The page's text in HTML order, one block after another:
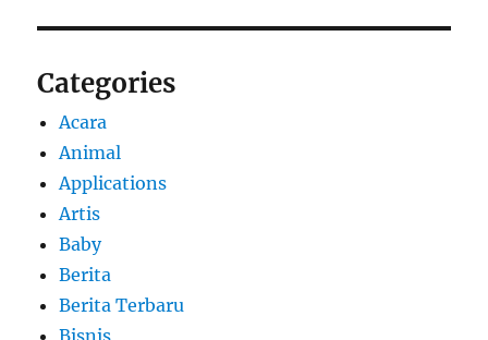
Categories
Acara
Animal
Applications
Artis
Baby
Berita
Berita Terbaru
Bisnis